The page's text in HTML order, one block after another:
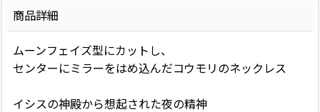
商品詳細
ムーンフェイズ型にカットし、
センターにミラーをはめ込んだコウモリのネックレス
イシスの神殿から想起された夜の精神